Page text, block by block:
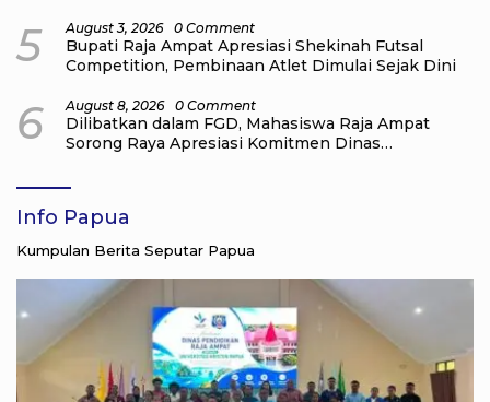
5 August 3, 2026 0 Comment
Bupati Raja Ampat Apresiasi Shekinah Futsal
Competition, Pembinaan Atlet Dimulai Sejak Dini
6 August 8, 2026 0 Comment
Dilibatkan dalam FGD, Mahasiswa Raja Ampat
Sorong Raya Apresiasi Komitmen Dinas
Info Papua
Kumpulan Berita Seputar Papua